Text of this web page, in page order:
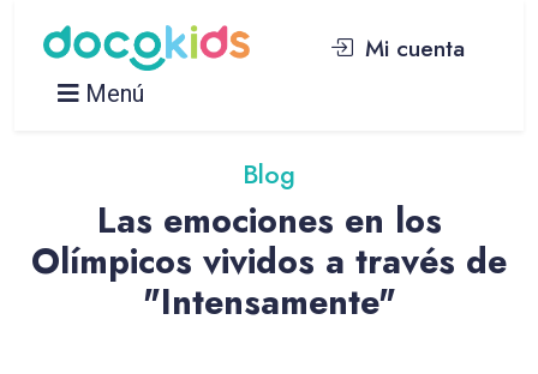
Mi cuenta
Menú
Blog
Las emociones en los
Olímpicos vividos a través de
"Intensamente"